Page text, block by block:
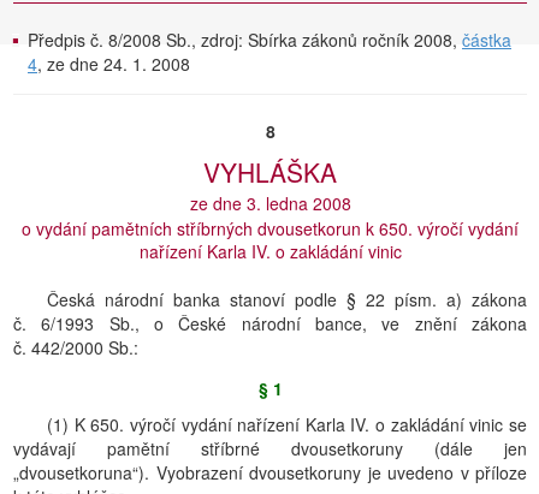
Předpis č. 8/2008 Sb., zdroj: Sbírka zákonů ročník 2008, částka
4, ze dne 24. 1. 2008
8
VYHLÁŠKA
ze dne 3. ledna 2008
o vydání pamětních stříbrných dvousetkorun k 650. výročí vydání
nařízení Karla IV. o zakládání vinic
Česká národní banka stanoví podle § 22 písm. a) zákona
č. 6/1993 Sb., o České národní bance, ve znění zákona
č. 442/2000 Sb.:
§ 1
(1) K 650. výročí vydání nařízení Karla IV. o zakládání vinic se
vydávají pamětní stříbrné dvousetkoruny (dále jen
„dvousetkoruna“). Vyobrazení dvousetkoruny je uvedeno v příloze